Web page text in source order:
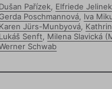
Pařízek, Elfriede Jelinek
Poschmannová, Iva
Jürs-Munbyová,
Senft, Milena Slavická
Schwab